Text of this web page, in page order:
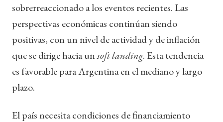
sobrerreaccionado a los eventos recientes. Las
perspectivas económicas continúan siendo
positivas, con un nivel de actividad y de inflación
que se dirige hacia unsoft landing. Esta tendencia
es favorable para Argentina en el mediano y largo
plazo.
El país necesita condiciones de financiamiento